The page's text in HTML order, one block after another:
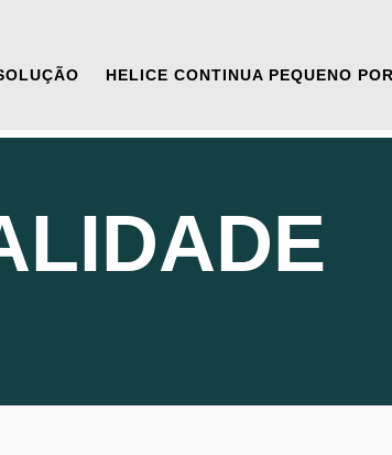
HELICE CONTINUA PEQUENO